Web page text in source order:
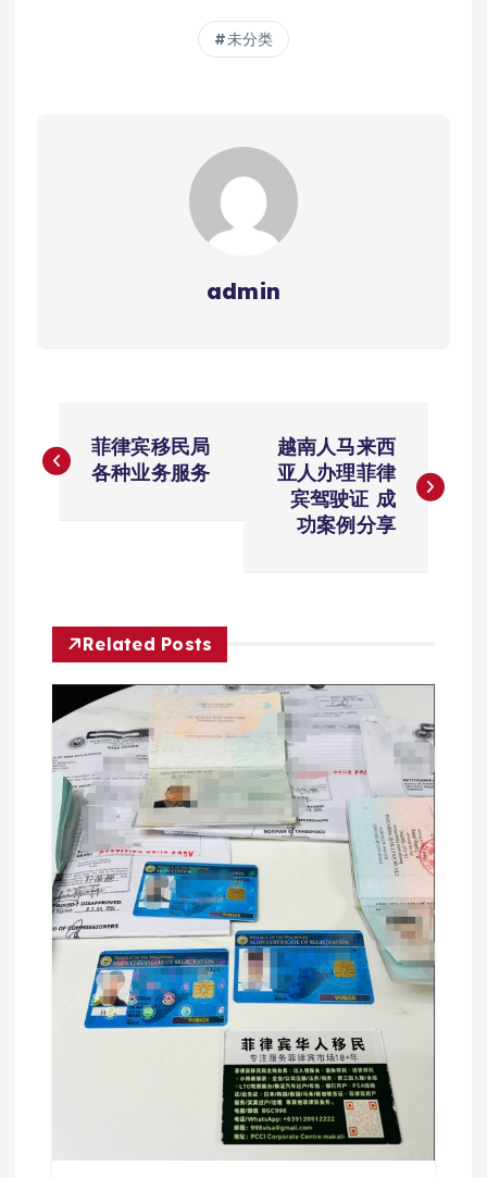
未分类
admin
章
菲律宾移民局
各种业务服务
越南人马来西
亚人办理菲律
宾驾驶证 成
功案例分享
Related Posts